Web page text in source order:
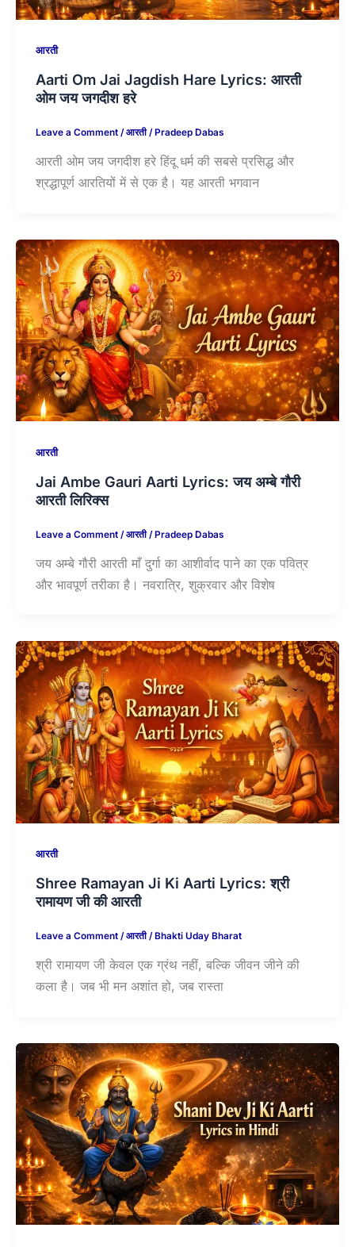
आरती
Aarti Om Jai Jagdish Hare Lyrics: आरती
ओम जय जगदीश हरे
Leave a Comment /आरती/ Pradeep Dabas
आरती ओम जय जगदीश हरे हिंदू धर्म की सबसे प्रसिद्ध और
श्रद्धापूर्ण आरतियों में से एक है। यह आरती भगवान
आरती
Jai Ambe Gauri Aarti Lyrics: जय अम्बे गौरी
आरती लिरिक्स
Leave a Comment /आरती/Pradeep Dabas
जय अम्बे गौरी आरती माँ दुर्गा का आशीर्वाद पाने का एक पवित्र
और भावपूर्ण तरीका है। नवरात्रि, शुक्रवार और विशेष
आरती
Shree Ramayan Ji Ki Aarti Lyrics: श्री
रामायण जी की आरती
Leave a Comment /आरती/ Bhakti Uday Bharat
श्री रामायण जी केवल एक ग्रंथ नहीं, बल्कि जीवन जीने की
कला है। जब भी मन अशांत हो, जब रास्ता